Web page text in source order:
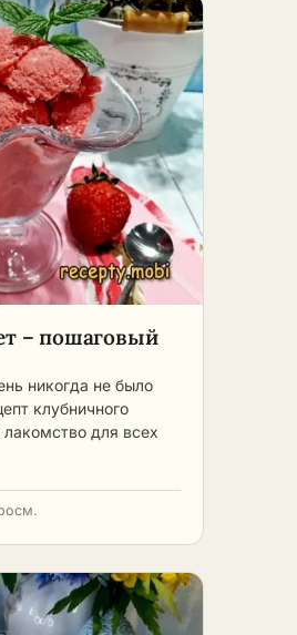
– пошаговый
никогда не было
клубничного
для всех